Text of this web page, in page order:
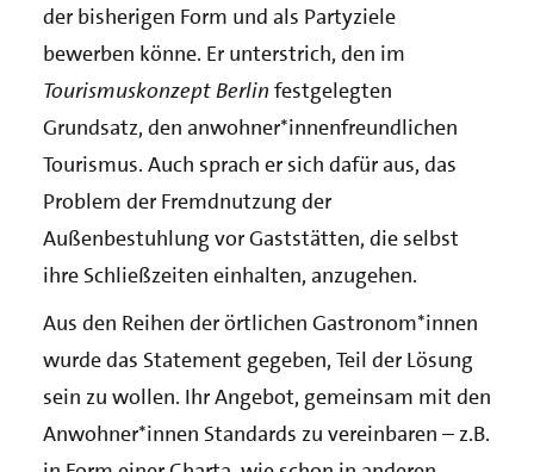
der bisherigen Form und als Partyziele
bewerben könne. Er unterstrich, den im
Tourismuskonzept Berlin festgelegten
Grundsatz, den anwohner*innenfreundlichen
Tourismus. Auch sprach er sich dafür aus, das
Problem der Fremdnutzung der
Außenbestuhlung vor Gaststätten, die selbst
ihre Schließzeiten einhalten, anzugehen.
Aus den Reihen der örtlichen Gastronom*innen
wurde das Statement gegeben, Teil der Lösung
sein zu wollen. Ihr Angebot, gemeinsam mit den
Anwohner*innen Standards zu vereinbaren – z.B.